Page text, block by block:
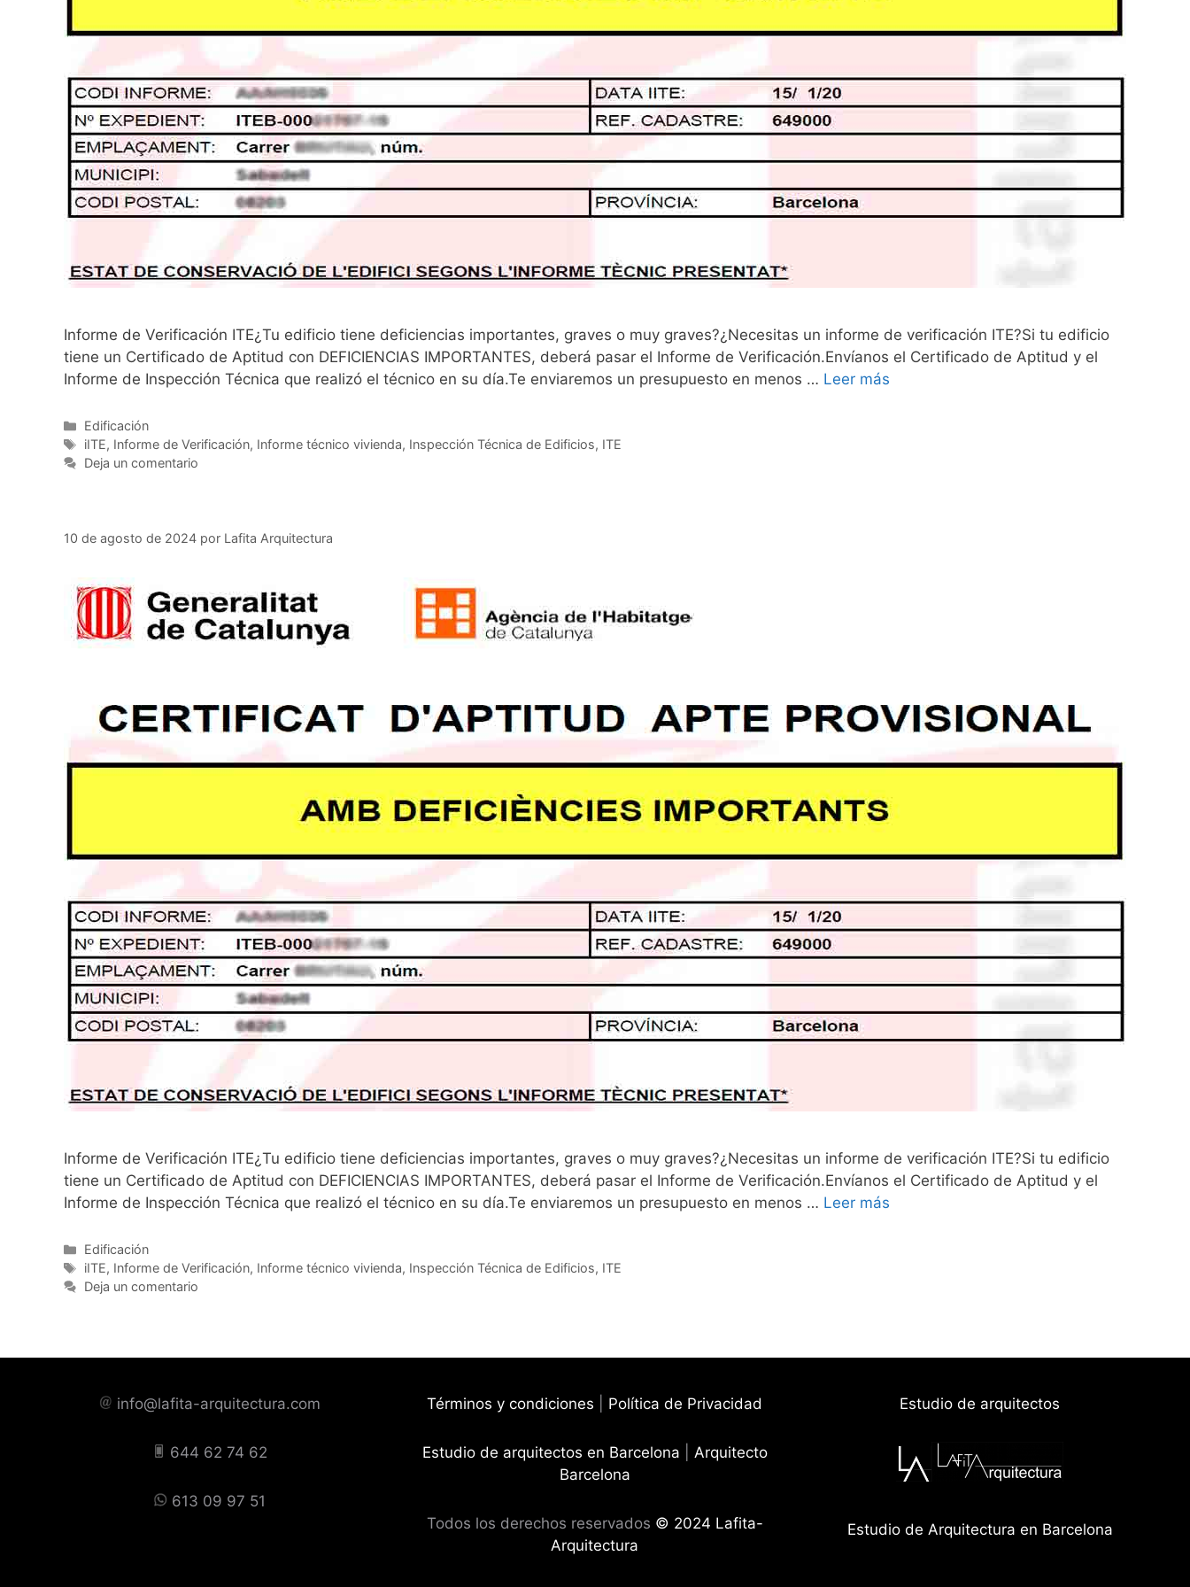
Informe de Verificación ITE¿Tu edificio tiene deficiencias importantes, graves o muy graves?¿Necesitas un informe de verificación ITE?Si tu edificio
tiene un Certificado de Aptitud con DEFICIENCIAS IMPORTANTES, deberá pasar el Informe de Verificación.Envíanos el Certificado de Aptitud y el
Informe de Inspección Técnica que realizó el técnico en su día.Te enviaremos un presupuesto en menos … Leer más
Categorías
Edificación
Etiquetas
iITE, Informe de Verificación, Informe técnico vivienda, Inspección Técnica de Edificios, ITE
Deja un comentario
10 de agosto de 2024 por Lafita Arquitectura
Informe de Verificación ITE¿Tu edificio tiene deficiencias importantes, graves o muy graves?¿Necesitas un informe de verificación ITE?Si tu edificio
tiene un Certificado de Aptitud con DEFICIENCIAS IMPORTANTES, deberá pasar el Informe de Verificación.Envíanos el Certificado de Aptitud y el
Informe de Inspección Técnica que realizó el técnico en su día.Te enviaremos un presupuesto en menos … Leer más
Categorías
Edificación
Etiquetas
iITE, Informe de Verificación, Informe técnico vivienda, Inspección Técnica de Edificios, ITE
Deja un comentario
info@lafita-arquitectura.com
644 62 74 62
613 09 97 51
Términos y condiciones Política de Privacidad
Estudio de arquitectos en Barcelona
Arquitecto
Barcelona
Todos los derechos reservados © 2024 Lafita-
Arquitectura
Estudio de arquitectos
Estudio de Arquitectura en Barcelona